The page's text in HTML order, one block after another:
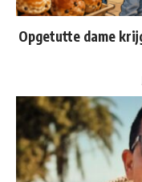
Opgetutte dame